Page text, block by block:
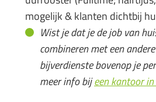
mogelijk & klanten dichtbij
Wist je dat je de job van
combineren met een
bijverdienste bovenop je
meer info bijeen kantoor